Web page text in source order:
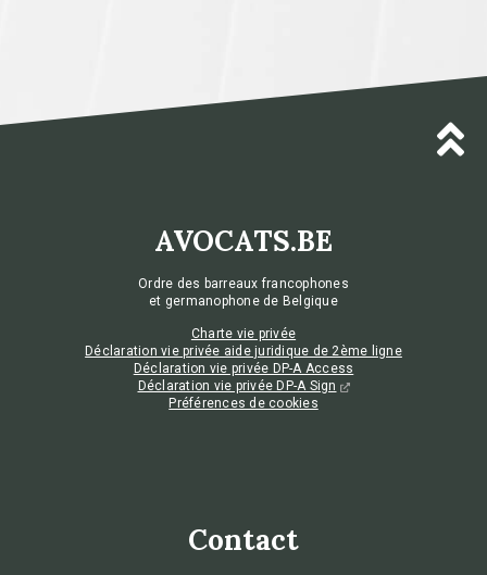
AVOCATS.BE
Ordre des barreaux francophones
et germanophone de Belgique
Charte vie privée
Déclaration vie privée aide juridique de 2ème ligne
Déclaration vie privée DP-A Access
Déclaration vie privée DP-A Sign
Préférences de cookies
Contact